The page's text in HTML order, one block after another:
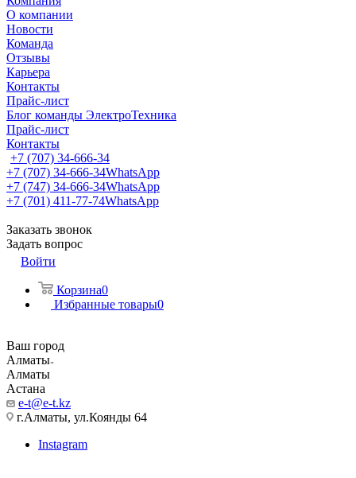
О компании
Новости
Команда
Отзывы
Карьера
Контакты
Прайс-лист
Блог команды ЭлектроТехника
Прайс-лист
Контакты
+7 (707) 34-666-34
+7 (707) 34-666-34WhatsApp
+7 (747) 34-666-34WhatsApp
+7 (701) 411-77-74WhatsApp
Заказать звонок
Задать вопрос
Войти
Корзина0
Избранные товары0
Ваш город
Алматы
Алматы
Астана
e-t@e-t.kz
г.Алматы, ул.Коянды 64
Instagram